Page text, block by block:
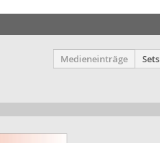
Medieneinträge Sets